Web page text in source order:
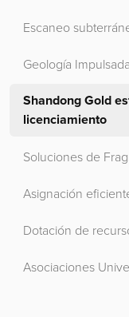
Escaneo
Geología
Shandong Gold
licenciamiento
Soluciones de
Asignación
Dotación de
Asociaciones